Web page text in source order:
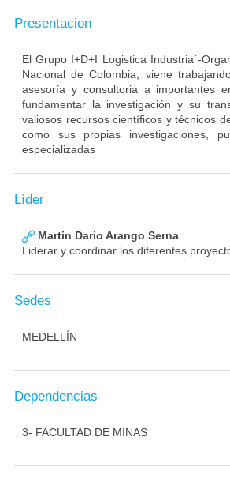
Presentacion
El Grupo I+D+I Logistica Industria´-
Nacional de Colombia, viene
asesoría y consultoria a importantes
fundamentar la investigación y su
valiosos recursos científicos y técnicos
como sus propias investigaciones,
especializadas
Líder
Martin Dario Arango Serna
Liderar y coordinar los diferentes
Sedes
MEDELLÍN
Dependencias
3- FACULTAD DE MINAS